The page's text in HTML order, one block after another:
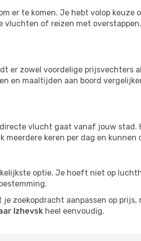
er te komen. Je hebt volop keuze
of reizen met
er zowel voordelige prijsvechters
en maaltijden aan boord
vlucht gaat vanaf jouw stad.
keren per dag en
optie. Je hoeft niet op
zoekopdracht aanpassen op
Izhevsk heel eenvoudig.